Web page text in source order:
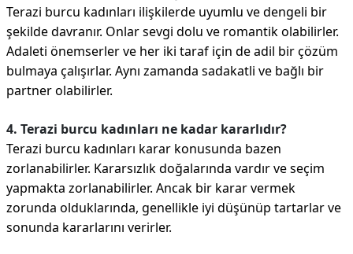
Terazi burcu kadınları ilişkilerde uyumlu ve dengeli bir
şekilde davranır. Onlar sevgi dolu ve romantik olabilirler.
Adaleti önemserler ve her iki taraf için de adil bir çözüm
bulmaya çalışırlar. Aynı zamanda sadakatli ve bağlı bir
partner olabilirler.
4. Terazi burcu kadınları ne kadar kararlıdır?
Terazi burcu kadınları karar konusunda bazen
zorlanabilirler. Kararsızlık doğalarında vardır ve seçim
yapmakta zorlanabilirler. Ancak bir karar vermek
zorunda olduklarında, genellikle iyi düşünüp tartarlar ve
sonunda kararlarını verirler.